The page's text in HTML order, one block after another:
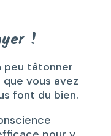
!
peu tâtonner
vous avez
font du bien.